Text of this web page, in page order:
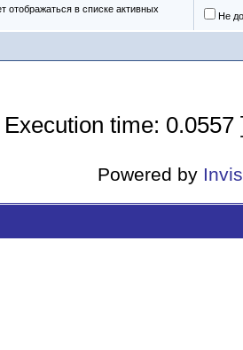
отображаться в списке активных
Не
Execution time:
Powered by